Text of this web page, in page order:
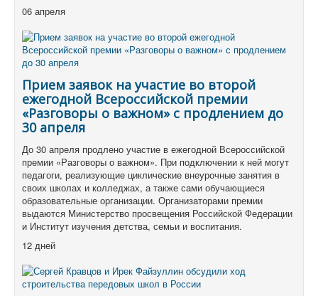
06 апреля
Прием заявок на участие во второй
ежегодной Всероссийской премии
«Разговоры о важном» с продлением до
30 апреля
До 30 апреля продлено участие в ежегодной Всероссийской
премии «Разговоры о важном». При подключении к ней могут
педагоги, реализующие циклические внеурочные занятия в
своих школах и колледжах, а также сами обучающиеся
образовательные организации. Организаторами премии
выдаются Министерство просвещения Российской Федерации
и Институт изучения детства, семьи и воспитания.
12 дней